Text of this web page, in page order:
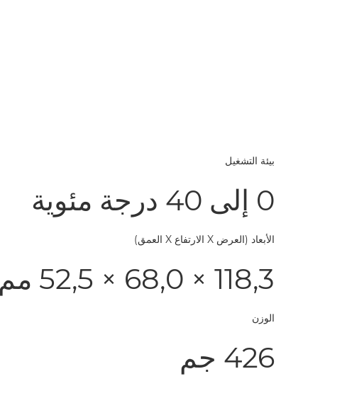
بيئة التشغيل
0 إلى 40 درجة مئوية
الأبعاد (العرض X الارتفاع X العمق)
118,3 × 68,0 × 52,5 مم
الوزن
426 جم